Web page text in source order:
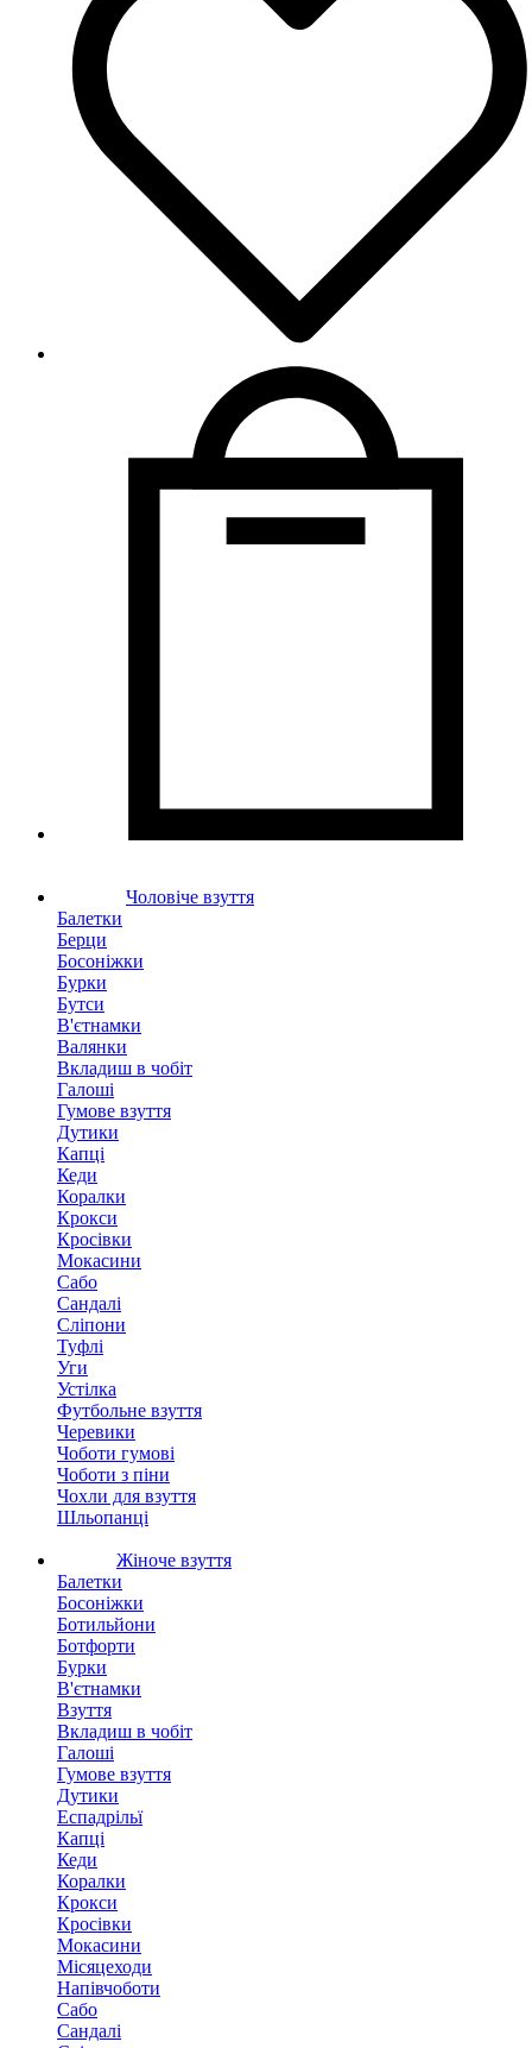
Чоловіче взуття
Балетки
Берци
Босоніжки
Бурки
Бутси
В'єтнамки
Валянки
Вкладиш в чобіт
Галоші
Гумове взуття
Дутики
Капці
Кеди
Коралки
Крокси
Кросівки
Мокасини
Сабо
Сандалі
Сліпони
Туфлі
Уги
Устілка
Футбольне взуття
Черевики
Чоботи гумові
Чоботи з піни
Чохли для взуття
Шльопанці
Жіноче взуття
Балетки
Босоніжки
Ботильйони
Ботфорти
Бурки
В'єтнамки
Взуття
Вкладиш в чобіт
Галоші
Гумове взуття
Дутики
Еспадрільї
Капці
Кеди
Коралки
Крокси
Кросівки
Мокасини
Місяцеходи
Напівчоботи
Сабо
Сандалі